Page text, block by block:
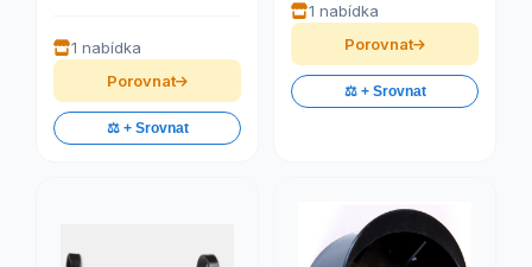
1 nabídka
Porovnat
⚖️ + Srovnat
1 nabídka
Porovnat
⚖️ + Srovnat